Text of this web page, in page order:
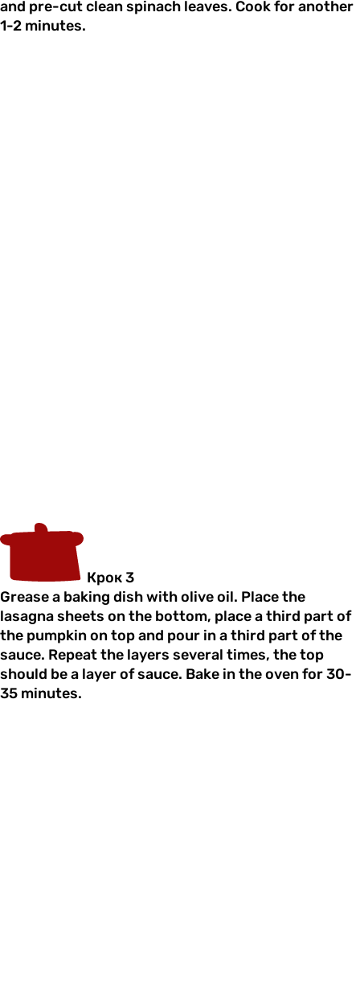
and pre-cut clean spinach leaves. Cook for another
1-2 minutes.
Крок 3
Grease a baking dish with olive oil. Place the
lasagna sheets on the bottom, place a third part of
the pumpkin on top and pour in a third part of the
sauce. Repeat the layers several times, the top
should be a layer of sauce. Bake in the oven for 30-
35 minutes.